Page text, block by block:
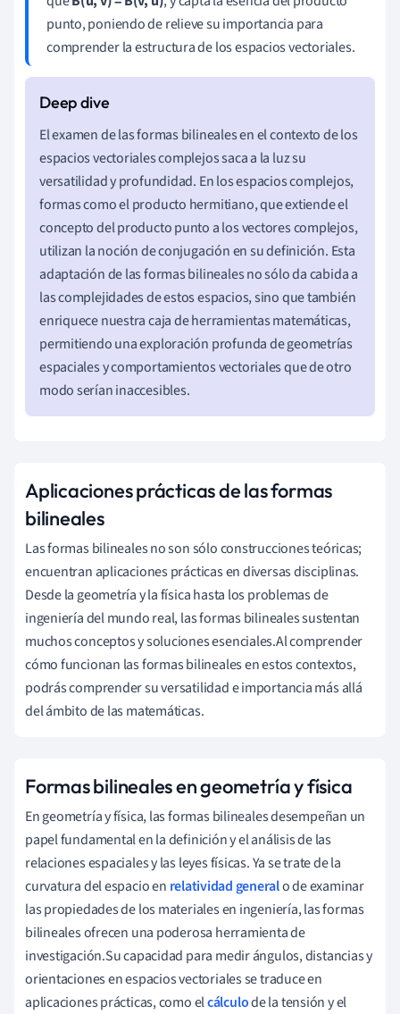
punto, poniendo de relieve su importancia para
comprender la estructura de los espacios vectoriales.
El examen de las formas bilineales en el contexto de los
espacios vectoriales complejos saca a la luz su
versatilidad y profundidad. En los espacios complejos,
formas como el producto hermitiano, que extiende el
concepto del producto punto a los vectores complejos,
utilizan la noción de conjugación en su definición. Esta
adaptación de las formas bilineales no sólo da cabida a
las complejidades de estos espacios, sino que también
enriquece nuestra caja de herramientas matemáticas,
permitiendo una exploración profunda de geometrías
espaciales y comportamientos vectoriales que de otro
modo serían inaccesibles.
Aplicaciones prácticas de las formas
bilineales
Las formas bilineales no son sólo construcciones teóricas;
encuentran aplicaciones prácticas en diversas disciplinas.
Desde la geometría y la física hasta los problemas de
ingeniería del mundo real, las formas bilineales sustentan
muchos conceptos y soluciones esenciales.Al comprender
cómo funcionan las formas bilineales en estos contextos,
podrás comprender su versatilidad e importancia más allá
del ámbito de las matemáticas.
Formas bilineales en geometría y física
En geometría y física, las formas bilineales desempeñan un
papel fundamental en la definición y el análisis de las
relaciones espaciales y las leyes físicas. Ya se trate de la
curvatura del espacio en relatividad generalo de examinar
las propiedades de los materiales en ingeniería, las formas
bilineales ofrecen una poderosa herramienta de
investigación.Su capacidad para medir ángulos, distancias y
orientaciones en espacios vectoriales se traduce en
aplicaciones prácticas, como elcálculode la tensión y el